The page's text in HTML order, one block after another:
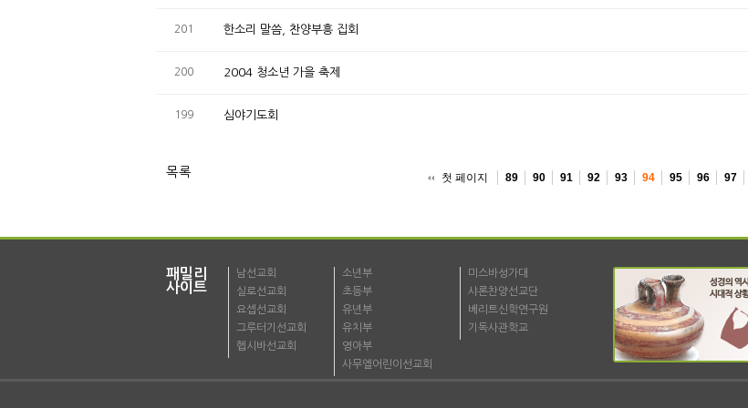
201 한소리 말씀, 찬양부흥 집회
200 2004 청소년 가을 축제
199 심야기도회
목록 첫 페이지 89 90 91 92 93 94 95 96 97
패밀리
사이트
남선교회
실로선교회
요셉선교회
그루터기선교회
헵시바선교회
소년부
초등부
유년부
유치부
영아부
사무엘어린이선교회
미스바성가대
샤론찬양선교단
베리트신학연구원
기독사관학교